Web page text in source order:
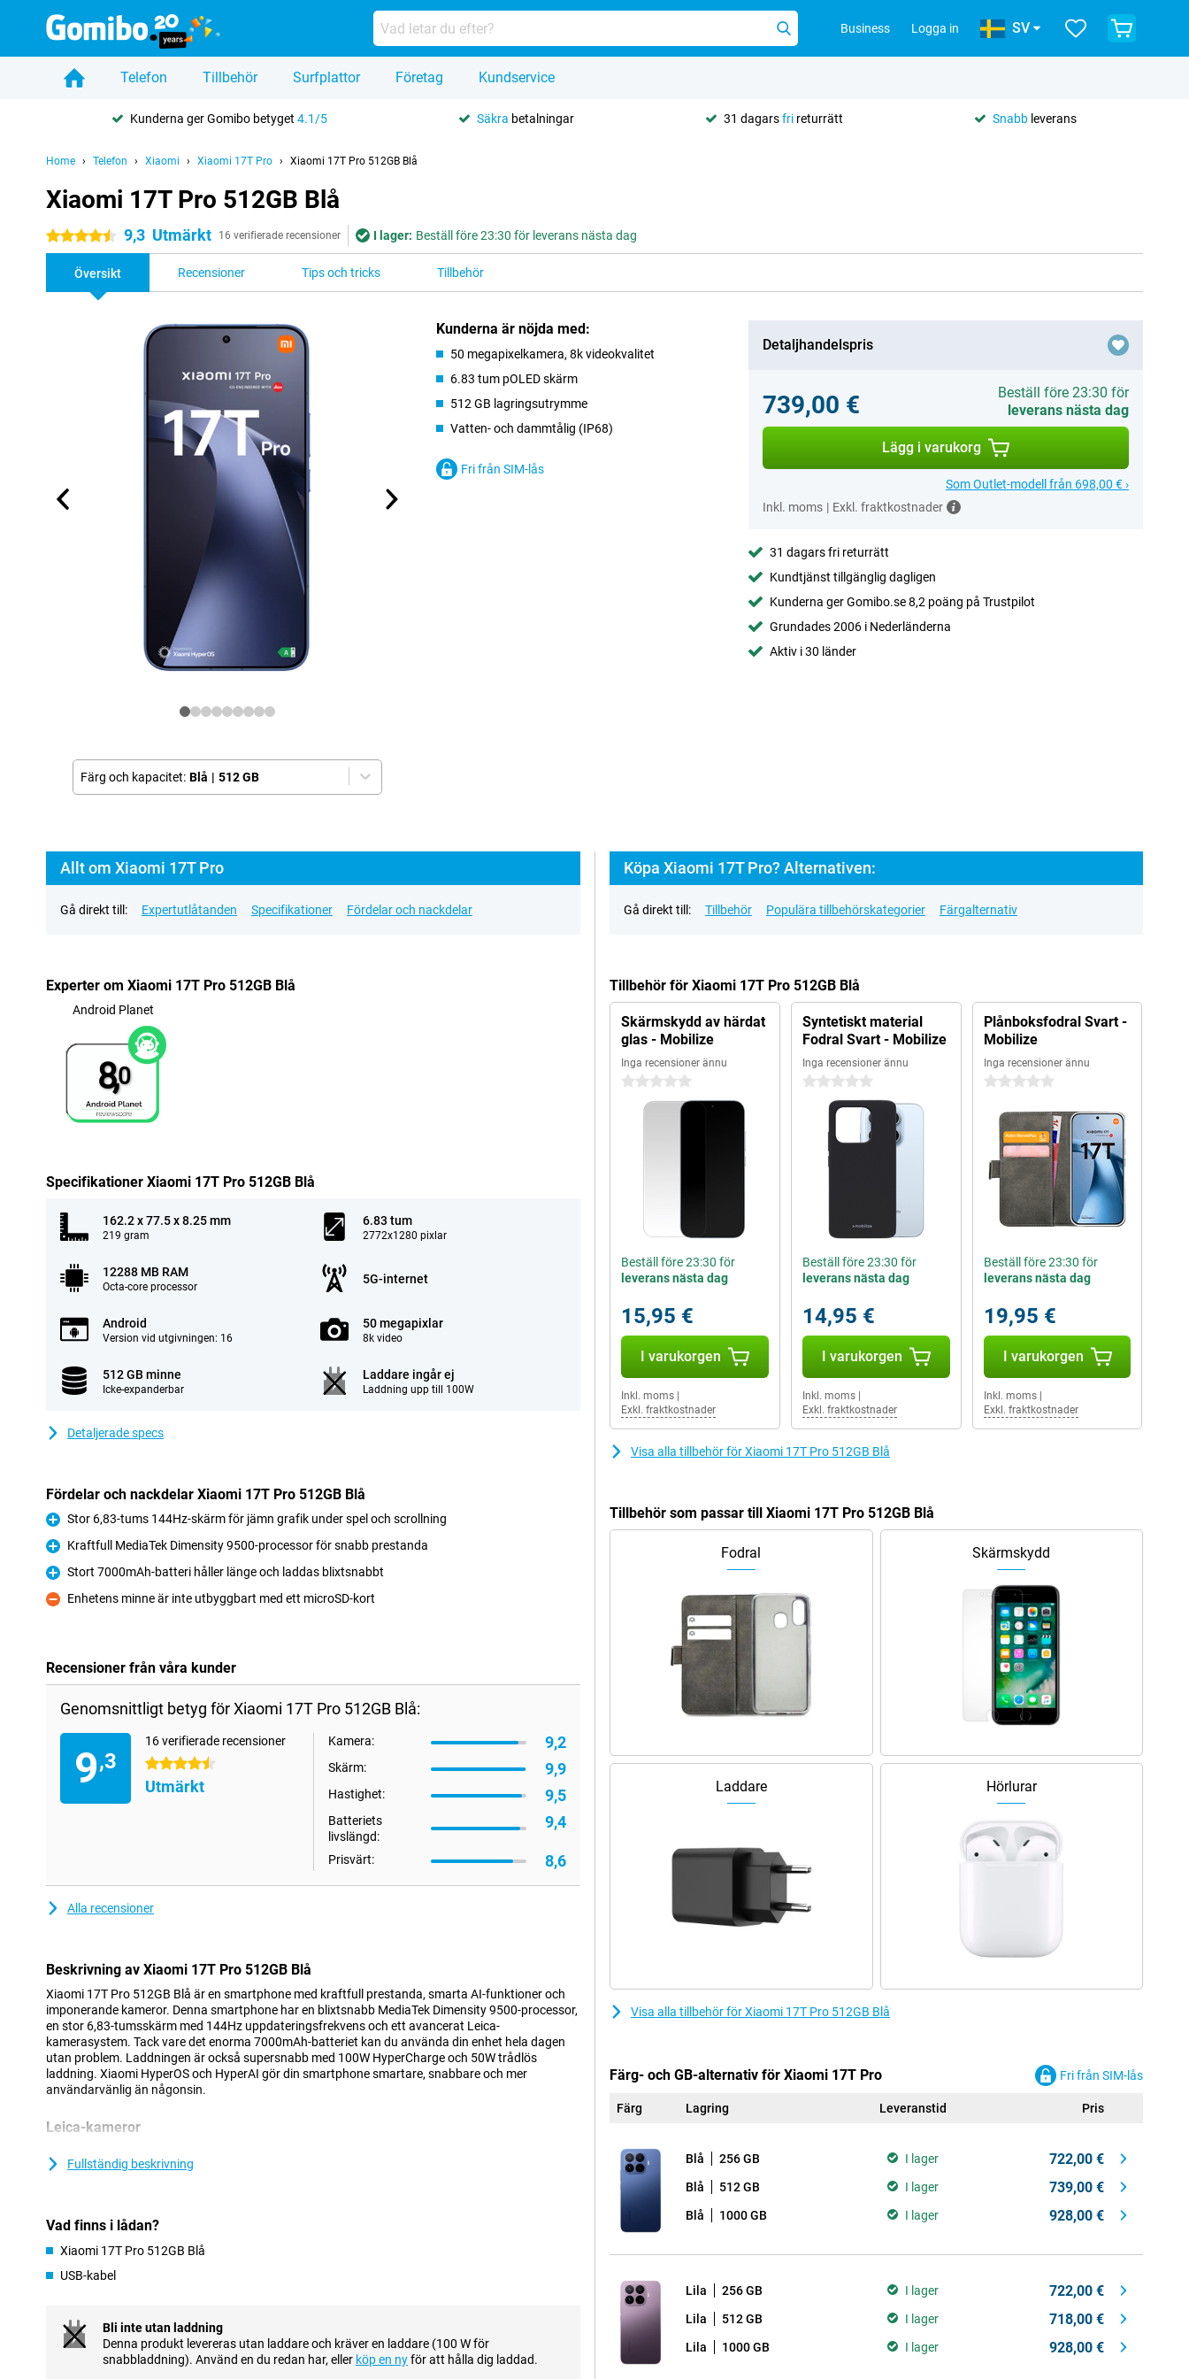
Business Logga in SV
Telefon Tillbehör Surfplattor Företag Kundservice
Kunderna ger Gomibo betyget 4.1/5 Säkra betalningar 31 dagarsfri returrätt Snabb leverans
Home Telefon Xiaomi Xiaomi 17T Pro Xiaomi 17T Pro 512GB Blå
Xiaomi 17T Pro 512GB Blå
4.5 stjärnor 9,3 Utmärkt 16 verifierade recensioner I lager: Beställ före 23:30 för leverans nästa dag
Översikt Recensioner Tips och tricks Tillbehör
Färg och kapacitet: Blå | 512 GB
Kunderna är nöjda med:
50 megapixelkamera, 8k videokvalitet
6.83 tum pOLED skärm
512 GB lagringsutrymme
Vatten- och dammtålig (IP68)
Fri från SIM-lås
Detaljhandelspris
739,00 €
Beställ före 23:30 för
leverans nästa dag
Lägg i varukorg
Som Outlet-modell från 698,00 € ›
Inkl. moms | Exkl. fraktkostnader
31 dagars fri returrätt
Kundtjänst tillgänglig dagligen
Kunderna ger Gomibo.se 8,2 poäng på Trustpilot
Grundades 2006 i Nederländerna
Aktiv i 30 länder
Allt om Xiaomi 17T Pro
Gå direkt till: Expertutlåtanden Specifikationer Fördelar och nackdelar
Experter om Xiaomi 17T Pro 512GB Blå
Android Planet
8,0
Specifikationer Xiaomi 17T Pro 512GB Blå
162.2 x 77.5 x 8.25 mm
219 gram
6.83 tum
2772x1280 pixlar
12288 MB RAM
Octa-core processor
5G-internet
Android
Version vid utgivningen: 16
50 megapixlar
8k video
512 GB minne
Icke-expanderbar
Laddare ingår ej
Laddning upp till 100W
Detaljerade specs
Fördelar och nackdelar Xiaomi 17T Pro 512GB Blå
Fördelar
Stor 6,83-tums 144Hz-skärm för jämn grafik under spel och scrollning
Fördelar
Kraftfull MediaTek Dimensity 9500-processor för snabb prestanda
Fördelar
Stort 7000mAh-batteri håller länge och laddas blixtsnabbt
Nackdelar
Enhetens minne är inte utbyggbart med ett microSD-kort
Recensioner från våra kunder
Genomsnittligt betyg för Xiaomi 17T Pro 512GB Blå:
9,3
16 verifierade recensioner
4.5 stjärnor
Utmärkt
Kamera: 9,2
Skärm: 9,9
Hastighet: 9,5
Batteriets
livslängd:
9,4
Prisvärt: 8,6
Alla recensioner
Beskrivning av Xiaomi 17T Pro 512GB Blå
Xiaomi 17T Pro 512GB Blå är en smartphone med kraftfull prestanda, smarta AI-funktioner och
imponerande kameror. Denna smartphone har en blixtsnabb MediaTek Dimensity 9500-processor,
en stor 6,83-tumsskärm med 144Hz uppdateringsfrekvens och ett avancerat Leica-
kamerasystem. Tack vare det enorma 7000mAh-batteriet kan du använda din enhet hela dagen
utan problem. Laddningen är också supersnabb med 100W HyperCharge och 50W trådlös
laddning. Xiaomi HyperOS och HyperAI gör din smartphone smartare, snabbare och mer
användarvänlig än någonsin.
Leica-kameror
ta fantastiska bilder i nästan alla situationer. Huvudkameran på 50 megapixel ger skarpa bilder
landskaps- och gruppbilder använder du ultravidvinkelkameran på 12 megapixel. På framsidan
finns en 32-megapixel selfiekamera för videosamtal och selfies.
Skarp bild
höga upplösningen på 2772x1280 pixlar ser videor, foton och appar skarpa ut.
Uppdateringsfrekvensen på upp till 144 Hz gör rörelserna extra smidiga. Detta är särskilt
märkbart när du skrollar, spelar och tittar på videor. Dessutom har skärmen stöd för Dolby Vision
och HDR10+, vilket gör färgerna levande och kontrasterna mer synliga. Den höga ljusstyrkan gör
Fullständig beskrivning
Vad finns i lådan?
Xiaomi 17T Pro 512GB Blå
USB-kabel
Bli inte utan laddning
Denna produkt levereras utan laddare och kräver en laddare (100 W för
snabbladdning). Använd en du redan har, eller köp en nyför att hålla dig laddad.
Köpa Xiaomi 17T Pro? Alternativen:
Gå direkt till: Tillbehör Populära tillbehörskategorier Färgalternativ
Tillbehör för Xiaomi 17T Pro 512GB Blå
Skärmskydd av härdat
glas - Mobilize
Inga recensioner ännu
0 stjärnor
Beställ före 23:30 för
leverans nästa dag
15,95 €
I varukorgen
Inkl. moms
Exkl. fraktkostnader
Syntetiskt material
Fodral Svart - Mobilize
Inga recensioner ännu
0 stjärnor
Beställ före 23:30 för
leverans nästa dag
14,95 €
I varukorgen
Inkl. moms|
Exkl. fraktkostnader
Plånboksfodral Svart -
Mobilize
Inga recensioner ännu
0 stjärnor
Beställ före 23:30 för
leverans nästa dag
19,95 €
I varukorgen
Inkl. moms|
Exkl. fraktkostnader
Visa alla tillbehör för Xiaomi 17T Pro 512GB Blå
Tillbehör som passar till Xiaomi 17T Pro 512GB Blå
Fodral Skärmskydd
Laddare Hörlurar
Visa alla tillbehör för Xiaomi 17T Pro 512GB Blå
Färg- och GB-alternativ för Xiaomi 17T Pro Fri från SIM-lås
Färg Lagring Leveranstid Pris
Blå 256 GB I lager 722,00 €
Blå 512 GB I lager 739,00 €
Blå 1000 GB I lager 928,00 €
Lila 256 GB I lager 722,00 €
Lila 512 GB I lager 718,00 €
Lila 1000 GB I lager 928,00 €